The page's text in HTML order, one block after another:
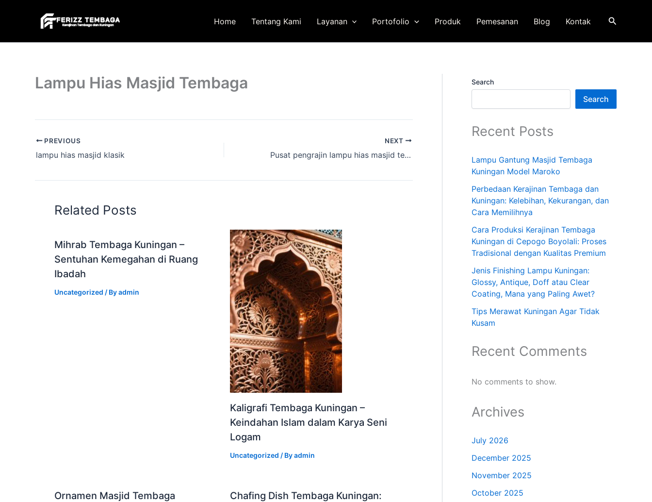
Home Tentang Kami Layanan Portofolio Produk Pemesanan Blog Kontak Search
Lampu Hias Masjid Tembaga
PREVIOUS
lampu hias masjid klasik
NEXT
Pusat pengrajin lampu hias masjid tembaga
Related Posts
Mihrab Tembaga Kuningan –
Sentuhan Kemegahan di Ruang
Ibadah
Uncategorized / Byadmin
Kaligrafi Tembaga Kuningan –
Keindahan Islam dalam Karya Seni
Logam
Uncategorized / Byadmin
Ornamen Masjid Tembaga
Chafing Dish Tembaga Kuningan:
Search
Search
Recent Posts
Lampu Gantung Masjid Tembaga
Kuningan Model Maroko
Perbedaan Kerajinan Tembaga dan
Kuningan: Kelebihan, Kekurangan, dan
Cara Memilihnya
Cara Produksi Kerajinan Tembaga
Kuningan di Cepogo Boyolali: Proses
Tradisional dengan Kualitas Premium
Jenis Finishing Lampu Kuningan:
Glossy, Antique, Doff atau Clear
Coating, Mana yang Paling Awet?
Tips Merawat Kuningan Agar Tidak
Kusam
Recent Comments
No comments to show.
Archives
July 2026
December 2025
November 2025
October 2025